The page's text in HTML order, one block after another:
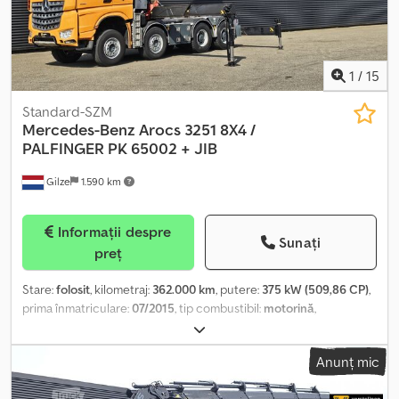
1 / 15
Gilze 1.590 km
Standard-SZM
Mercedes-Benz Arocs 3251 8X4 /
PALFINGER PK 65002 + JIB
preț
Sunați
Stare:folosit, kilometraj: 362.000 km, putere: 375 kW (509,86 CP),
prima înmatriculare:07/2015, tip combustibil: motorină,
385/65R22.5
ampatament:4.100 mm, combustibil:motorină, frâne:frânare de
cabina de dormit, tip de
angrenaj:automat , clasă de emisii:Euro 6, suspensie: oțel
Anunț mic